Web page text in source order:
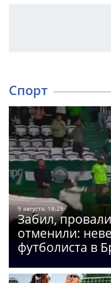
Спорт
9 августа, 18:29
Забил,
отменили:
футболиста в